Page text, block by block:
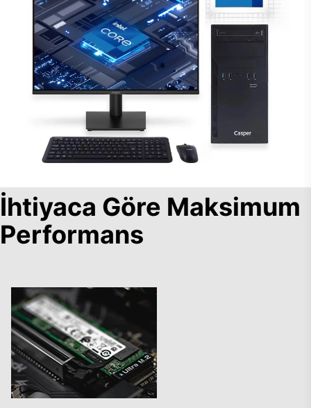
İhtiyaca Göre Maksimum
Performans